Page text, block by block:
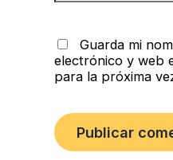
Guarda mi
electrónico y web
para la próxima